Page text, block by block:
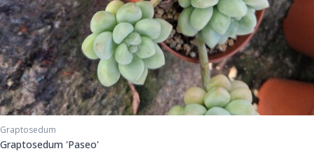
Graptosedum
Graptosedum 'Paseo'